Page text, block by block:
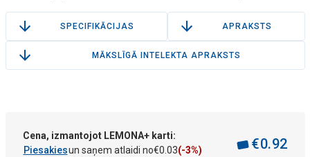
SPECIFIKĀCIJAS APRAKSTS
MĀKSLĪGĀ INTELEKTA APRAKSTS
Cena, izmantojot LEMONA+ karti:
Piesakiesun saņem atlaidi no€0 03(-3%) €0.92